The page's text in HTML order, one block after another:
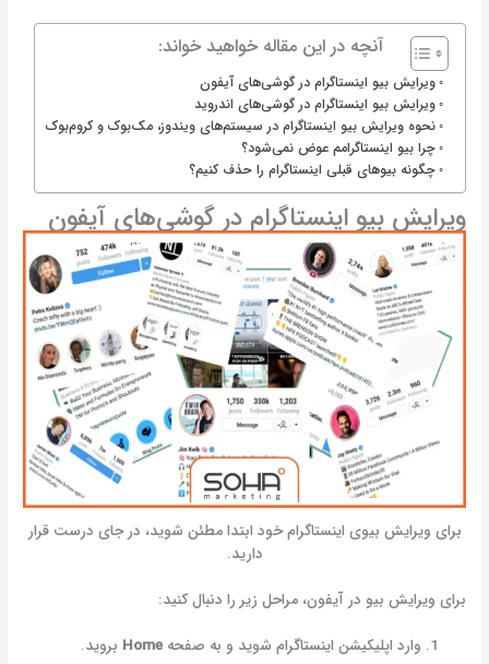
آنچه در این مقاله خواهید خواند:
ویرایش بیو اینستاگرام در گوشی‌های آیفون
ویرایش بیو اینستاگرام در گوشی‌های اندروید
نحوه ویرایش بیو اینستاگرام در سیستم‌های ویندوز، مک‌بوک و کروم‌بوک
چرا بیو اینستاگرامم عوض نمی‌شود؟
چگونه بیوهای قبلی اینستاگرام را حذف کنیم؟
ویرایش بیو اینستاگرام در گوشی‌های آیفون
برای ویرایش بیوی اینستاگرام خود ابتدا مطئن شوید، در جای درست قرار
دارید.
برای ویرایش بیو در آیفون، مراحل زیر را دنبال کنید:
وارد اپلیکیشن اینستاگرام شوید و به صفحهHome بروید.